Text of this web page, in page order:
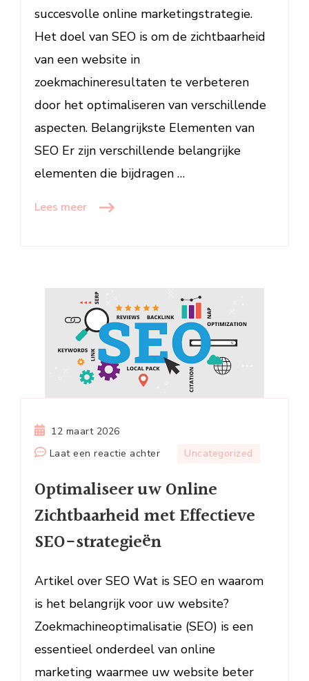
succesvolle online marketingstrategie.
Het doel van SEO is om de zichtbaarheid
van een website in
zoekmachineresultaten te verbeteren
door het optimaliseren van verschillende
aspecten. Belangrijkste Elementen van
SEO Er zijn verschillende belangrijke
elementen die bijdragen …
Lees meer
12 maart 2026
Laat een reactie achterop
uw
Online
Zichtbaarheid
met
SEO-
strategieën
Uncategorized
Optimaliseer uw Online
Zichtbaarheid met Effectieve
SEO-strategieën
Artikel over SEO Wat is SEO en waarom
is het belangrijk voor uw website?
Zoekmachineoptimalisatie (SEO) is een
essentieel onderdeel van online
marketing waarmee uw website beter